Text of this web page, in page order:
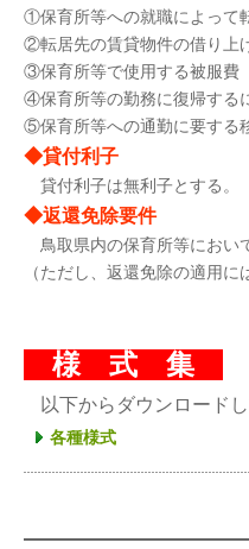
①保育所等への就職によって
②転居先の賃貸物件の借り上
③保育所等で使用する被服費
④保育所等の勤務に復帰する
⑤保育所等への通勤に
◆貸付利子
貸付利子は無利子とする。
◆返還免除要件
鳥取県内の保育所等におい
（ただし、返還免除の適用に
様 式 集
以下からダウンロード
各種様式